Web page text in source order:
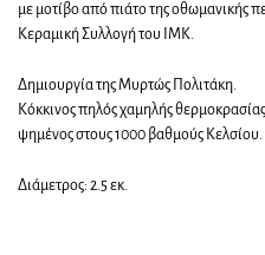
με μοτίβο από πιάτο της οθωμανικής
Κεραμική Συλλογή του ΙΜΚ.
Δημιουργία της Μυρτώς Πολιτάκη.
Κόκκινος πηλός χαμηλής
ψημένος στους 1000 βαθμούς Κελσίου.
Διάμετρος: 2.5 εκ.